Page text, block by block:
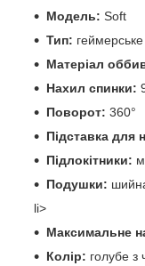
Модель: Soft
Тип:
Матеріал
Нахил спинки:
Поворот: 360°
Підставка для
Підлокітники:
Подушки:
li>
Максимальне
Колір: голубе з